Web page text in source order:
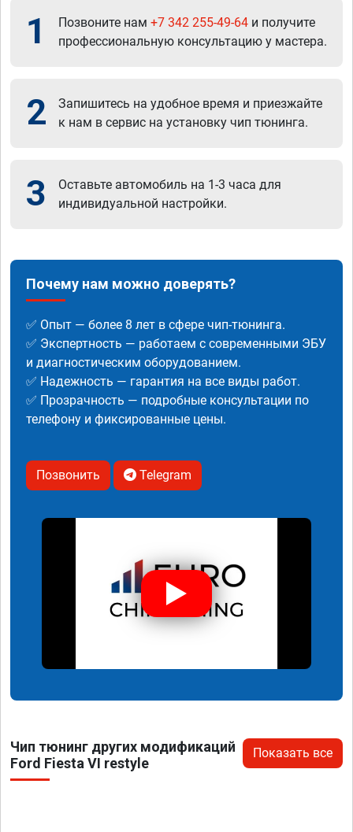
1 Позвоните нам +7 342 255-49-64 и получите
профессиональную консультацию у мастера.
2
Запишитесь на удобное время и приезжайте
к нам в сервис на установку чип тюнинга.
3
Оставьте автомобиль на 1-3 часа для
индивидуальной настройки.
Почему нам можно доверять?
✅ Опыт — более 8 лет в сфере чип-тюнинга.
✅ Экспертность — работаем с современными ЭБУ
и диагностическим оборудованием.
✅ Надежность — гарантия на все виды работ.
✅ Прозрачность — подробные консультации по
телефону и фиксированные цены.
Позвонить Telegram
Чип тюнинг других модификаций
Ford Fiesta VI restyle
Показать все